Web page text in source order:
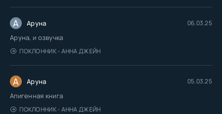
А Аруна 06.03.25
Аруна, и озвучка
ПОКЛОННИК - АННА ДЖЕЙН
А Аруна 05.03.25
Апигенная книга
ПОКЛОННИК - АННА ДЖЕЙН